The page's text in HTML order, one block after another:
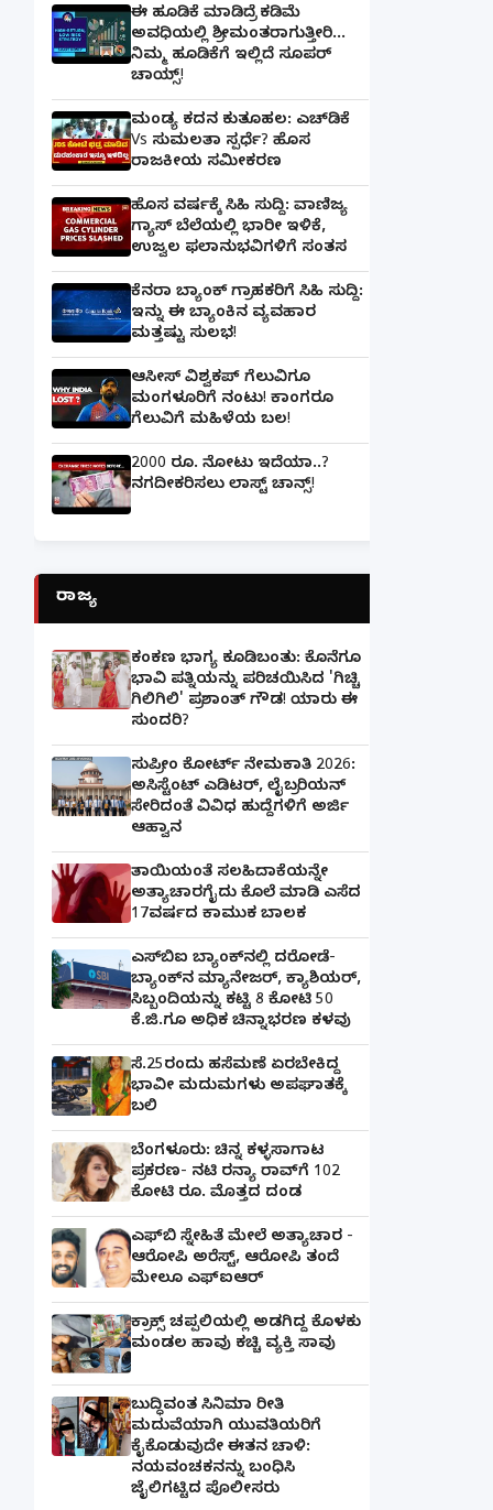
ಈ ಹೂಡಿಕೆ ಮಾಡಿದ್ರೆ ಕಡಿಮೆ
ಅವಧಿಯಲ್ಲಿ ಶ್ರೀಮಂತರಾಗುತ್ತೀರಿ...
ನಿಮ್ಮ ಹೂಡಿಕೆಗೆ ಇಲ್ಲಿದೆ ಸೂಪರ್
ಚಾಯ್ಸ್‌!
ಮಂಡ್ಯ ಕದನ ಕುತೂಹಲ: ಎಚ್‌ಡಿಕೆ
Vs ಸುಮಲತಾ ಸ್ಪರ್ಧೆ? ಹೊಸ
ರಾಜಕೀಯ ಸಮೀಕರಣ
ಹೊಸ ವರ್ಷಕ್ಕೆ ಸಿಹಿ ಸುದ್ದಿ: ವಾಣಿಜ್ಯ
ಗ್ಯಾಸ್‌ ಬೆಲೆಯಲ್ಲಿ ಭಾರೀ ಇಳಿಕೆ,
ಉಜ್ವಲ ಫಲಾನುಭವಿಗಳಿಗೆ ಸಂತಸ
ಕೆನರಾ ಬ್ಯಾಂಕ್‌ ಗ್ರಾಹಕರಿಗೆ ಸಿಹಿ ಸುದ್ದಿ:
ಇನ್ನು ಈ ಬ್ಯಾಂಕಿನ ವ್ಯವಹಾರ
ಮತ್ತಷ್ಟು ಸುಲಭ!
ಆಸೀಸ್ ವಿಶ್ವಕಪ್ ಗೆಲುವಿಗೂ
ಮಂಗಳೂರಿಗೆ ನಂಟು! ಕಾಂಗರೂ
ಗೆಲುವಿಗೆ ಮಹಿಳೆಯ ಬಲ!
2000 ರೂ. ನೋಟು ಇದೆಯಾ..?
ನಗದೀಕರಿಸಲು ಲಾಸ್ಟ್‌ ಚಾನ್ಸ್‌!
ರಾಜ್ಯ
ಕಂಕಣ ಭಾಗ್ಯ ಕೂಡಿಬಂತು: ಕೊನೆಗೂ
ಭಾವಿ ಪತ್ನಿಯನ್ನು ಪರಿಚಯಿಸಿದ 'ಗಿಚ್ಚಿ
ಗಿಲಿಗಿಲಿ' ಪ್ರಶಾಂತ್ ಗೌಡ! ಯಾರು ಈ
ಸುಂದರಿ?
ಸುಪ್ರೀಂ ಕೋರ್ಟ್ ನೇಮಕಾತಿ 2026:
ಅಸಿಸ್ಟೆಂಟ್ ಎಡಿಟರ್, ಲೈಬ್ರರಿಯನ್
ಸೇರಿದಂತೆ ವಿವಿಧ ಹುದ್ದೆಗಳಿಗೆ ಅರ್ಜಿ
ಆಹ್ವಾನ
ತಾಯಿಯಂತೆ ಸಲಹಿದಾಕೆಯನ್ನೇ
ಅತ್ಯಾಚಾರಗೈದು ಕೊಲೆ ಮಾಡಿ ಎಸೆದ
17ವರ್ಷದ ಕಾಮುಕ ಬಾಲಕ
ಎಸ್‌ಬಿಐ ಬ್ಯಾಂಕ್‌ನಲ್ಲಿ‌ ದರೋಡೆ-
ಬ್ಯಾಂಕ್​ನ ಮ್ಯಾನೇಜರ್‌, ಕ್ಯಾಶಿಯರ್‌,
ಸಿಬ್ಬಂದಿಯನ್ನು ಕಟ್ಟಿ 8 ಕೋಟಿ 50
ಕೆ.ಜಿ.ಗೂ ಅಧಿಕ ಚಿನ್ನಾಭರಣ ಕಳವು
ಸೆ.25ರಂದು ಹಸೆಮಣೆ ಏರಬೇಕಿದ್ದ
ಭಾವೀ ಮದುಮಗಳು ಅಪಘಾತಕ್ಕೆ
ಬಲಿ
ಬೆಂಗಳೂರು: ಚಿನ್ನ ಕಳ್ಳಸಾಗಾಟ
ಪ್ರಕರಣ- ನಟಿ ರನ್ಯಾ ರಾವ್‌ಗೆ 102
ಕೋಟಿ ರೂ. ಮೊತ್ತದ ದಂಡ
ಎಫ್‌ಬಿ ಸ್ನೇಹಿತೆ ಮೇಲೆ ಅತ್ಯಾಚಾರ -
ಆರೋಪಿ ಅರೆಸ್ಟ್, ಆರೋಪಿ ತಂದೆ
ಮೇಲೂ ಎಫ್ಐಆರ್
ಕ್ರಾಕ್ಸ್ ಚಪ್ಪಲಿಯಲ್ಲಿ ಅಡಗಿದ್ದ ಕೊಳಕು
ಮಂಡಲ ಹಾವು ಕಚ್ಚಿ ವ್ಯಕ್ತಿ ಸಾವು
ಬುದ್ಧಿವಂತ ಸಿನಿಮಾ ರೀತಿ
ಮದುವೆಯಾಗಿ ಯುವತಿಯರಿಗೆ
ಕೈಕೊಡುವುದೇ ಈತನ ಚಾಳಿ:
ನಯವಂಚಕನನ್ನು ಬಂಧಿಸಿ
ಜೈಲಿಗಟ್ಟಿದ ಪೊಲೀಸರು